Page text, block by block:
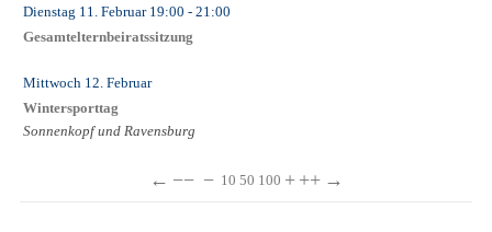
Dienstag 11. Februar19:00 - 21:00
Gesamtelternbeiratssitzung
Mittwoch 12. Februar
Wintersporttag
Sonnenkopf und Ravensburg
← −− − 10 50 100 + ++ →